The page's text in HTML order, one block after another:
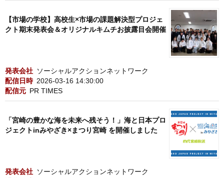
【市場の学校】高校生×市場の課題解決型プロジェ
クト期末発表会＆オリジナルキムチお披露目会開催
発表会社 ソーシャルアクションネットワーク
配信日時 2026-03-16 14:30:00
配信元 PR TIMES
「宮崎の豊かな海を未来へ残そう！」海と日本プロ
ジェクトinみやざき×まつり宮崎 を開催しました
発表会社 ソーシャルアクションネットワーク